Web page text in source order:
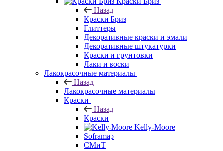
Назад
Краски Бриз
Глиттеры
Декоративные краски и эмали
Декоративные штукатурки
Краски и грунтовки
Лаки и воски
Лакокрасочные материалы
Назад
Лакокрасочные материалы
Краски
Назад
Краски
Kelly-Moore
Soframap
СМиТ